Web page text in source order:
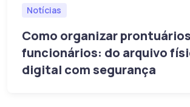
Notícias
Como organizar
funcionários: do arquivo
digital com segurança